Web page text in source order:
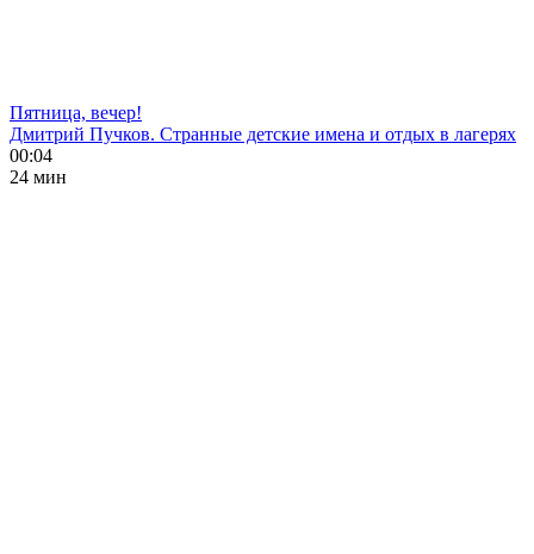
Пятница, вечер!
Дмитрий Пучков. Странные детские имена и отдых в лагерях
00:04
24 мин